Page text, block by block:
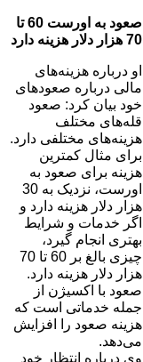
صعود به اورست 60 تا
70 هزار دلار هزینه دارد
او درباره هزینه‌های
مالی درباره صعودهای
خود بیان کرد: صعود
قله‌های مختلف
هزینه‌های مختلفی دارد.
برای مثال کمترین
هزینه برای صعود به
اورست، نزدیک به 30
هزار دلار هزینه دارد و
اگر خدمات و شرایط
بهتری انجام گیرد،
چیزی بالغ بر 60 تا 70
هزار دلار هزینه دارد.
صعود با اکسیژن از
جمله خدماتی است که
هزینه صعود را افزایش
می‌دهد.
وی درباره انتظار خود